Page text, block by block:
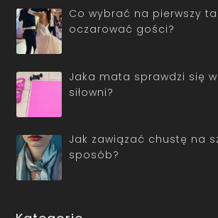
Co wybrać na pierwszy
oczarować gości?
Jaka mata sprawdzi się
siłowni?
Jak zawiązać chustę na
sposób?